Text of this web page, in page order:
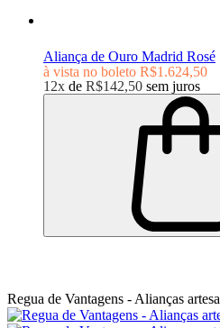
Aliança de Ouro Madrid Rosé
à vista no boleto R$1.624,50
12x de R$142,50 sem juros
Regua de Vantagens - Alianças